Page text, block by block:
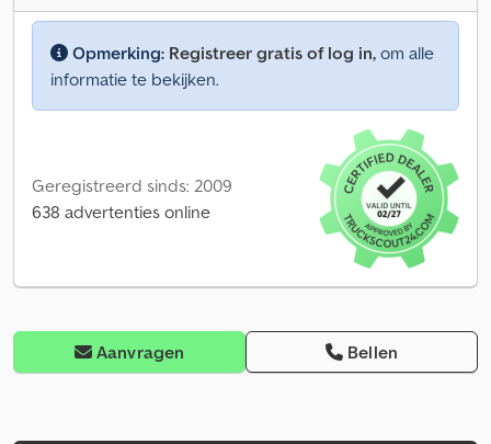
Opmerking: Registreer gratis of log in, om alle
informatie te bekijken.
Geregistreerd sinds: 2009
638 advertenties online
Aanvragen Bellen